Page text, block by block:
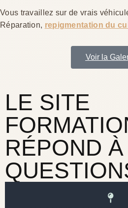
Vous travaillez sur de vrais
Réparation, repigmentation du
Voir la
LE SITE
RÉPOND